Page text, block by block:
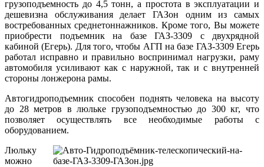
грузоподъемность до 4,5 тонн, а простота в эксплуатации и
дешевизна обслуживания делает ГАЗон одним из самых
востребованных среднетоннажников. Кроме того, Вы можете
приобрести подъемник на базе ГАЗ-3309 с двухрядной
кабиной (Егерь). Для того, чтобы АГП на базе ГАЗ-3309 Егерь
работал исправно и правильно воспринимал нагрузки, раму
автомобиля усиливают как с наружной, так и с внутренней
стороны лонжерона рамы.
Автогидроподъемник способен поднять человека на высоту
до 28 метров в люльке грузоподъемностью до 300 кг, что
позволяет осуществлять все необходимые работы с
оборудованием.
Люльку
можно